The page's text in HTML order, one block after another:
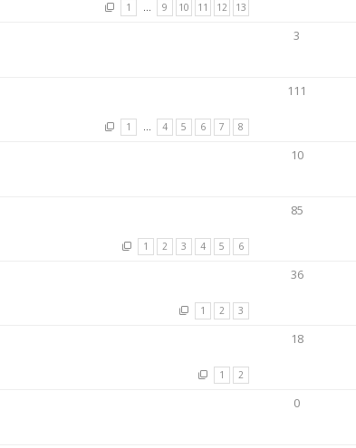
1 … 9 10 11 12 13
3
1 … 4 5 6 7 8
111
10
1 2 3 4 5 6
85
1 2 3
36
1 2
18
0